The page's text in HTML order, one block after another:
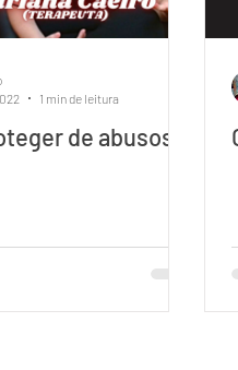
de abusos!
1 min de leitura